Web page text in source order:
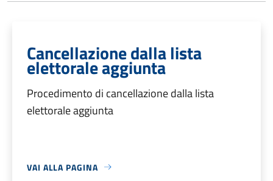
Cancellazione dalla lista
elettorale aggiunta
Procedimento di cancellazione dalla lista
elettorale aggiunta
VAI ALLA PAGINA